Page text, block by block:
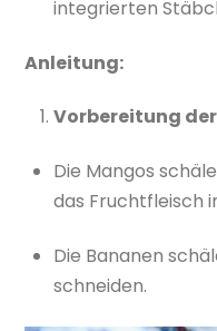
integrierten
Anleitung:
Vorbereitung
Die Mangos
das Fruchtfleisch
Die Bananen
schneiden.